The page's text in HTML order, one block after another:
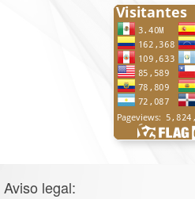
Aviso legal: